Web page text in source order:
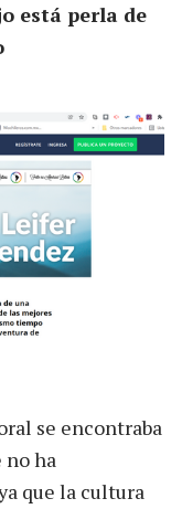
está perla de
se encontraba
no ha
que la cultura